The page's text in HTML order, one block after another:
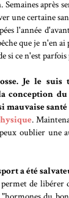
après
une certaine
l'année
que je n'en ai
si ce n'est
Je le
conception
mauvaise santé
.
oublier une
a été
de libérer